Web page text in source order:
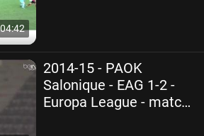
04:42
2014-15 - PAOK
Salonique - EAG 1-2 -
Europa League - match